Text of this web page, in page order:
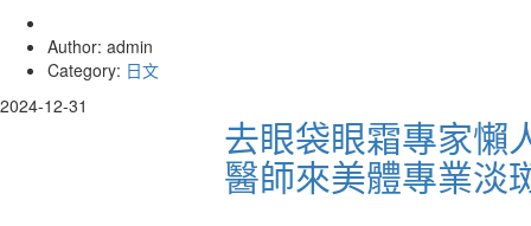
Author: admin
Category: 日文
2024-12-31
去眼袋眼霜專家懶
醫師來美體專業淡